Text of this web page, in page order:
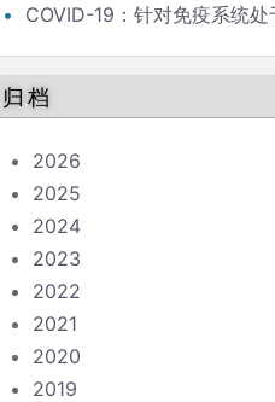
COVID-19：针对免疫系统
归档
2026
2025
2024
2023
2022
2021
2020
2019